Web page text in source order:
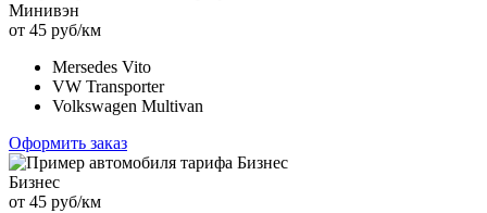
Минивэн
от 45 руб/км
Mersedes Vito
VW Transporter
Volkswagen Multivan
Оформить заказ
Бизнес
от 45 руб/км